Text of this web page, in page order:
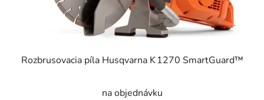
Rozbrusovacia píla Husqvarna K 1270 SmartGuard™
na objednávku